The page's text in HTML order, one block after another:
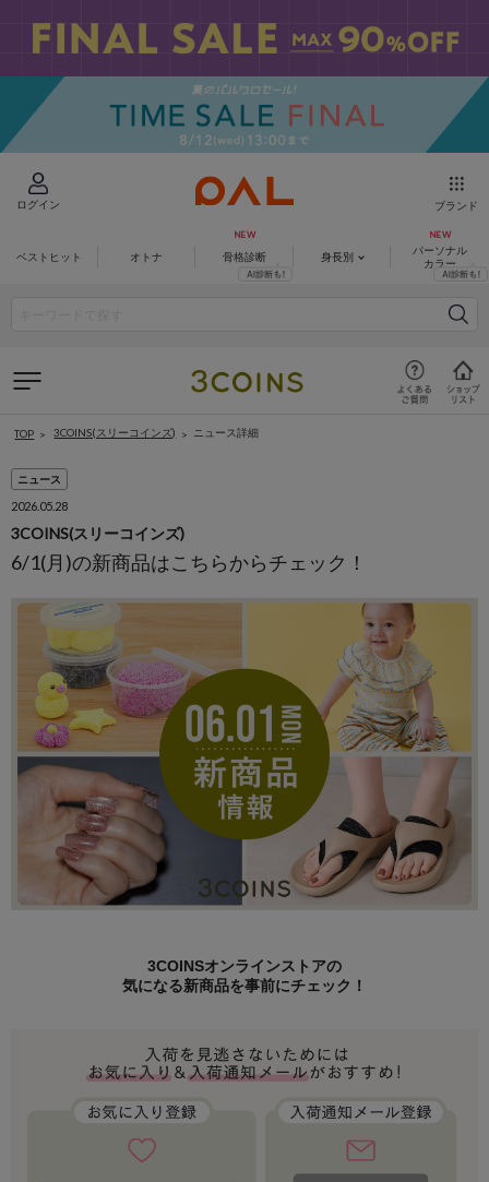
ログイン ブランド
ベストヒット オトナ 骨格診断 身長別
パーソナル
カラー
TOP 3COINS(スリーコインズ) ニュース詳細
ニュース
2026.05.28
3COINS(スリーコインズ)
6/1(月)の新商品はこちらからチェック！
3COINSオンラインストアの
気になる新商品を事前にチェック！